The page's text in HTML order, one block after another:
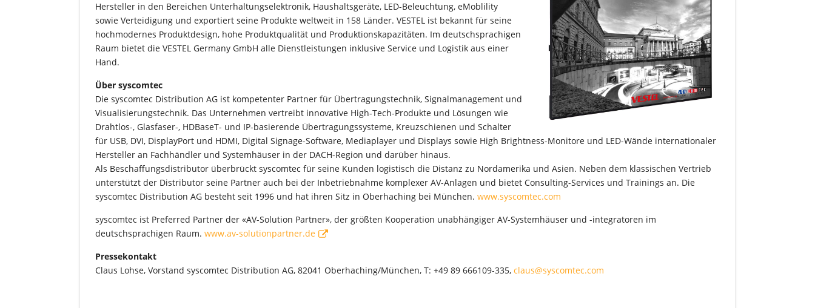
Hersteller in den Bereichen Unterhaltungselektronik, Haushaltsgeräte, LED-Beleuchtung, eMoblility
sowie Verteidigung und exportiert seine Produkte weltweit in 158 Länder. VESTEL ist bekannt für seine
hochmodernes Produktdesign, hohe Produktqualität und Produktionskapazitäten. Im deutschsprachigen
Raum bietet die VESTEL Germany GmbH alle Dienstleistungen inklusive Service und Logistik aus einer
Hand.
Über syscomtec
Die syscomtec Distribution AG ist kompetenter Partner für Übertragungstechnik, Signalmanagement und
Visualisierungstechnik. Das Unternehmen vertreibt innovative High-Tech-Produkte und Lösungen wie
Drahtlos-, Glasfaser-, HDBaseT- und IP-basierende Übertragungssysteme, Kreuzschienen und Schalter
für USB, DVI, DisplayPort und HDMI, Digital Signage-Software, Mediaplayer und Displays sowie High Brightness-Monitore und LED-Wände internationaler
Hersteller an Fachhändler und Systemhäuser in der DACH-Region und darüber hinaus.
Als Beschaffungsdistributor überbrückt syscomtec für seine Kunden logistisch die Distanz zu Nordamerika und Asien. Neben dem klassischen Vertrieb
unterstützt der Distributor seine Partner auch bei der Inbetriebnahme komplexer AV-Anlagen und bietet Consulting-Services und Trainings an. Die
syscomtec Distribution AG besteht seit 1996 und hat ihren Sitz in Oberhaching bei München. www.syscomtec.com
syscomtec ist Preferred Partner der «AV-Solution Partner», der größten Kooperation unabhängiger AV-Systemhäuser und -integratoren im
deutschsprachigen Raum. www.av-solutionpartner.de
Pressekontakt
Claus Lohse, Vorstand syscomtec Distribution AG, 82041 Oberhaching/München, T: +49 89 666109-335, claus@syscomtec.com